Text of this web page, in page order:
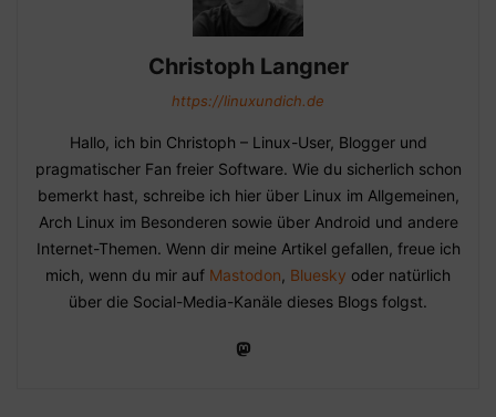
Christoph Langner
https://linuxundich.de
Hallo, ich bin Christoph – Linux-User, Blogger und
pragmatischer Fan freier Software. Wie du sicherlich schon
bemerkt hast, schreibe ich hier über Linux im Allgemeinen,
Arch Linux im Besonderen sowie über Android und andere
Internet-Themen. Wenn dir meine Artikel gefallen, freue ich
mich, wenn du mir auf Mastodon Bluesky oder natürlich
über die Social-Media-Kanäle dieses Blogs folgst.